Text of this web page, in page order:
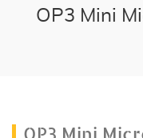
OP3 Mini